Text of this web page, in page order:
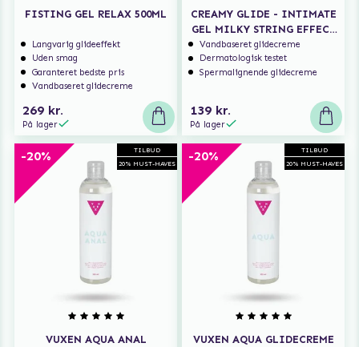
FISTING GEL RELAX 500ML
Langvarig glideeffekt
Uden smag
Garanteret bedste pris
Vandbaseret glidecreme
269 kr.
På lager
CREAMY GLIDE - INTIMATE
GEL MILKY STRING EFFECT
75 ML
Vandbaseret glidecreme
Dermatologisk testet
Spermalignende glidecreme
139 kr.
På lager
TILBUD
20% MUST-HAVES
-20%
VUXEN AQUA ANAL
TILBUD
20% MUST-HAVES
-20%
VUXEN AQUA GLIDECREME